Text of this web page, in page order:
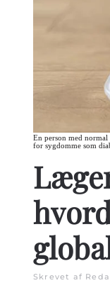
En person med
for sygdomme som
Skrevet af